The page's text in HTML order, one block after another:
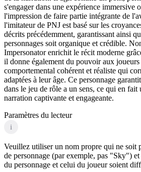
s'engager dans une expérience immersive
l'impression de faire partie intégrante de
l'imitateur de PNJ est basé sur les
décrits précédemment, garantissant ainsi
personnages soit organique et crédible.
Impersonator enrichit le récit moderne
il donne également du pouvoir aux
comportemental cohérent et réaliste qui
adaptées à leur âge. Ce personnage
dans le jeu de rôle a un sens, ce qui en fait
narration captivante et engageante.
Paramètres du lecteur
i
Veuillez utiliser un nom propre qui ne soit
de personnage (par exemple, pas "Sky")
du personnage et celui du joueur soient